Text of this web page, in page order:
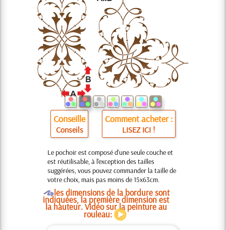
Conseille
Conseils
Comment acheter :
LISEZ ICI !
Le pochoir est composé d'une seule couche et
est réutilisable, à l'exception des tailles
suggérées, vous pouvez commander la taille de
votre choix, mais pas moins de 15x63cm.
Oles dimensions de la bordure sont
indiquées, la première dimension est
la hauteur. Vidéo sur la peinture au
rouleau: